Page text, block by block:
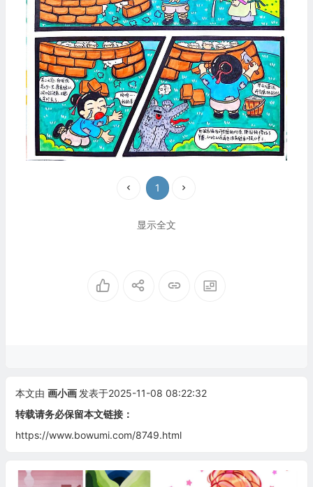
1
显示全文
本文由 画小画 发表于2025-11-08 08:22:32
转载请务必保留本文链接：
https://www.bowumi.com/8749.html